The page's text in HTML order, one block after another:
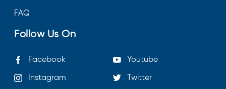
FAQ
Follow Us On
Facebook Youtube
Instagram Twitter